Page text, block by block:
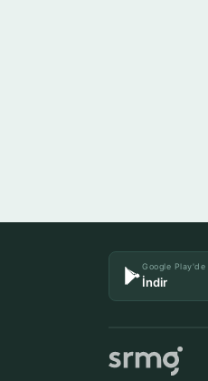
Google Play'de
İndir